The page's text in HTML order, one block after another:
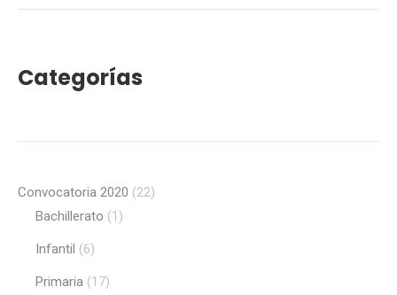
Categorías
Convocatoria 2020 (22)
Bachillerato (1)
Infantil (6)
Primaria (17)